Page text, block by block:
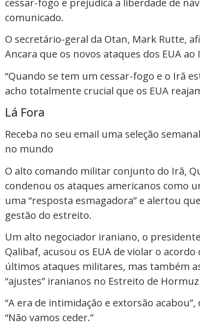
cessar-fogo e prejudica a liberdade de
comunicado.
O secretário-geral da Otan, Mark Rutte,
Ancara que os novos ataques dos EUA
“Quando se tem um cessar-fogo e o Irã
acho totalmente crucial que os EUA
Lá Fora
Receba no seu email uma seleção
no mundo
O alto comando militar conjunto do Irã,
condenou os ataques americanos como
uma “resposta esmagadora” e alertou
gestão do estreito.
Um alto negociador iraniano, o
Qalibaf, acusou os EUA de violar o
últimos ataques militares, mas também
“ajustes” iranianos no Estreito de
“A era de intimidação e extorsão
“Não vamos ceder.”